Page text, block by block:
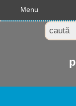
Menu